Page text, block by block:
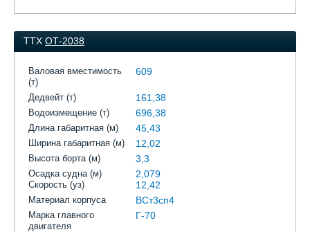
ТТХ ОТ-2038
Валовая вместимость
(т)
609
Дедвейт (т) 161,38
Водоизмещение (т) 696,38
Длина габаритная (м) 45,43
Ширина габаритная (м) 12,02
Высота борта (м) 3,3
Осадка судна (м) 2,079
Скорость (уз) 12,42
Материал корпуса ВСт3сп4
Марка главного
двигателя
Г-70